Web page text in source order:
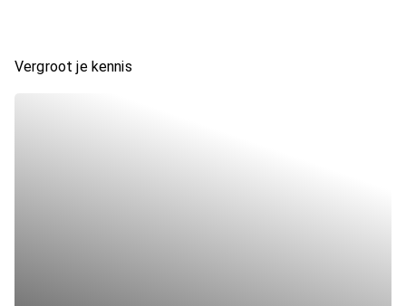
Vergroot je kennis